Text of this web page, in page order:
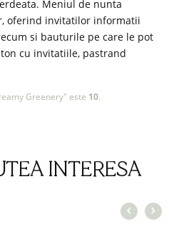
Meniul de nunta
oferind invitatilor informatii
si bauturile pe care le pot
cu invitatiile, pastrand
Greenery" este 10.
INTERESA